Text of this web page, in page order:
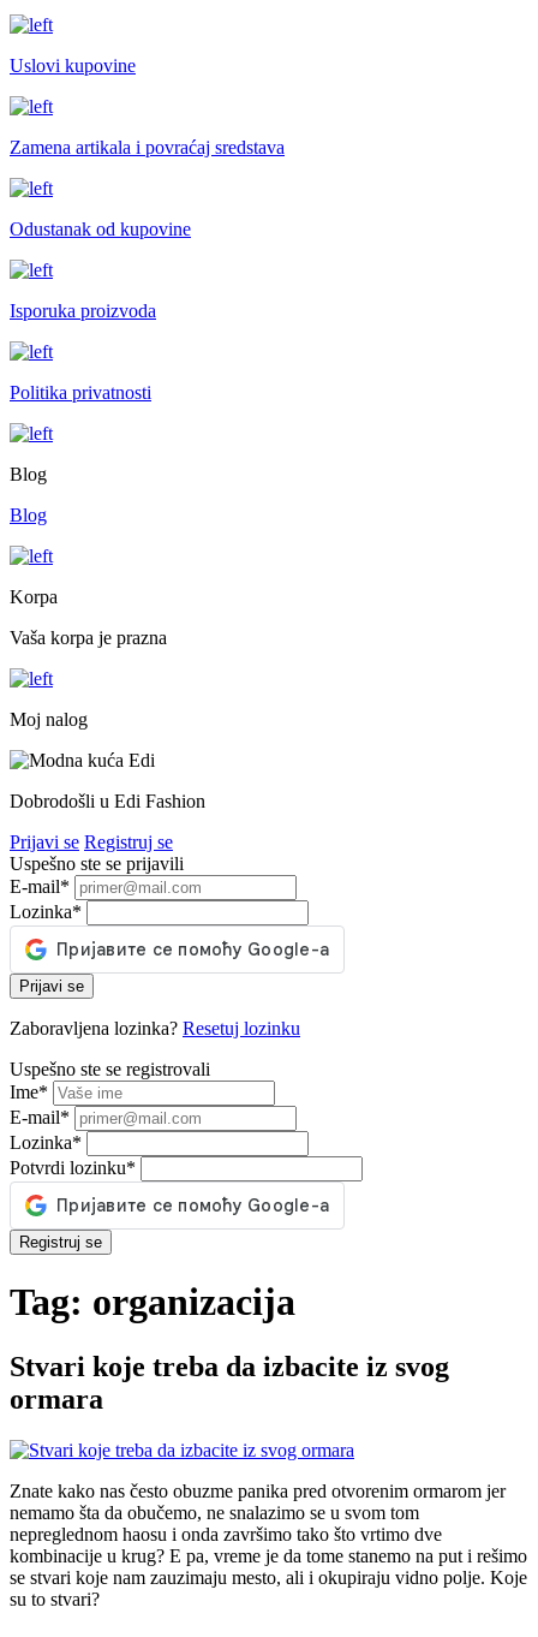
Uslovi kupovine
Zamena artikala i povraćaj sredstava
Odustanak od kupovine
Isporuka proizvoda
Politika privatnosti
Blog
Blog
Korpa
Vaša korpa je prazna
Moj nalog
Dobrodošli u Edi Fashion
Prijavi se Registruj se
Uspešno ste se prijavili
E-mail*
Lozinka*
Prijavi se
Zaboravljena lozinka? Resetuj lozinku
Uspešno ste se registrovali
Ime*
E-mail*
Lozinka*
Potvrdi lozinku*
Registruj se
Tag: organizacija
Stvari koje treba da izbacite iz svog
ormara
Znate kako nas često obuzme panika pred otvorenim ormarom jer
nemamo šta da obučemo, ne snalazimo se u svom tom
nepreglednom haosu i onda završimo tako što vrtimo dve
kombinacije u krug? E pa, vreme je da tome stanemo na put i rešimo
se stvari koje nam zauzimaju mesto, ali i okupiraju vidno polje. Koje
su to stvari?